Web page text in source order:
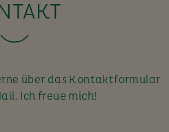
über das Kontaktformular
Ich freue mich!